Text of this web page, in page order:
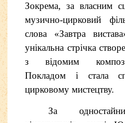
Зокрема, за власним
музично-цирковий
слова «Завтра
унікальна стрічка
з відомим
Покладом і стала
цирковому мистецтву.
За